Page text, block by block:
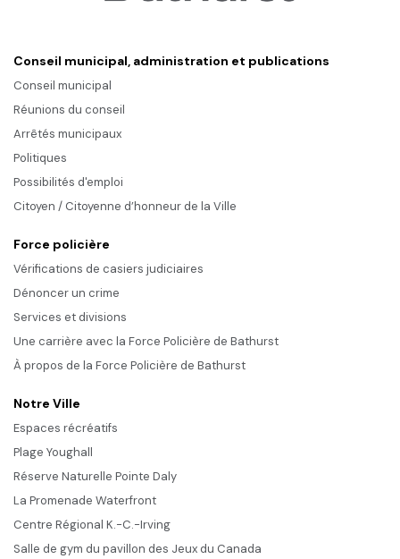
Conseil municipal, administration et publications
Conseil municipal
Réunions du conseil
Arrêtés municipaux
Politiques
Possibilités d'emploi
Citoyen / Citoyenne d’honneur de la Ville
Force policière
Vérifications de casiers judiciaires
Dénoncer un crime
Services et divisions
Une carrière avec la Force Policière de Bathurst
À propos de la Force Policière de Bathurst
Notre Ville
Espaces récréatifs
Plage Youghall
Réserve Naturelle Pointe Daly
La Promenade Waterfront
Centre Régional K.-C.-Irving
Salle de gym du pavillon des Jeux du Canada